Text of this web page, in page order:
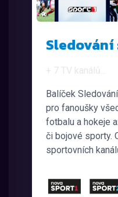
+ 7 TV kanálů
Balíček
pro fanoušky
fotbalu a hokeje
či bojové sporty.
sportovních